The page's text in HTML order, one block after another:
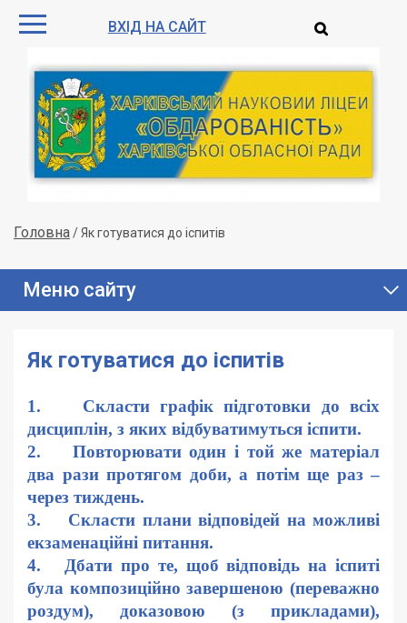
ВХІД НА САЙТ
Головна/Як готуватися до іспитів
Меню сайту
Як готуватися до іспитів
1. Скласти графік підготовки до всіх
дисциплін, з яких відбуватимуться іспити.
2. Повторювати один і той же матеріал
два рази протягом доби, а потім ще раз –
через тиждень.
3. Скласти плани відповідей на можливі
екзаменаційні питання.
4. Дбати про те, щоб відповідь на іспиті
була композиційно завершеною (переважно
роздум), доказовою (з прикладами),